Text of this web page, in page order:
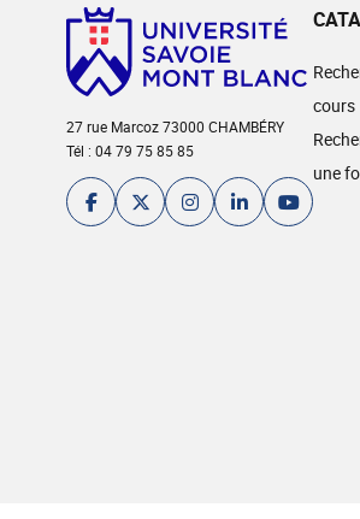
27 rue Marcoz 73000 CHAMBÉRY
Tél : 04 79 75 85 85
cours
une